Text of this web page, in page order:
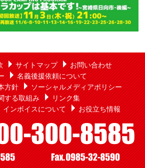
サイトマップ
お問い合わせ
名義後援依頼について
方針
ソーシャルメディアポリシー
する取組み
リンク集
インボイスについて お役立ち情報